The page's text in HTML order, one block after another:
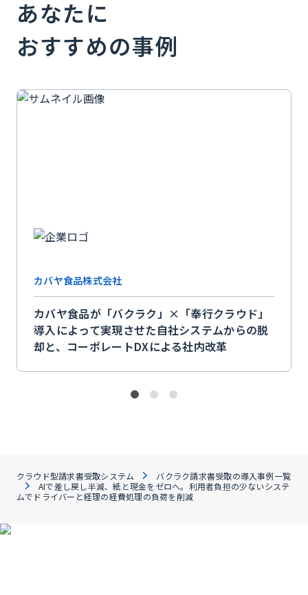
あなたに
おすすめの事例
カバヤ食品株式会社
カバヤ食品が「バクラク」×「奉行クラウド」
導入によって実現させた自社システムからの脱
却と、コーポレートDXによる社内改革
クラウド型請求書受取システム
バクラク請求書受取の導入事例一覧
AIで差し戻し半減、紙と現金をゼロへ。利用者負担の少ないシステ
ムでドライバーと経理の経費処理の負荷を削減